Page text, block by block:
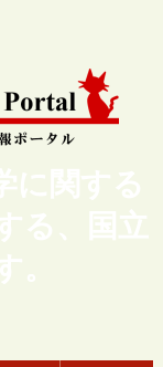
に関する
る、国立
。